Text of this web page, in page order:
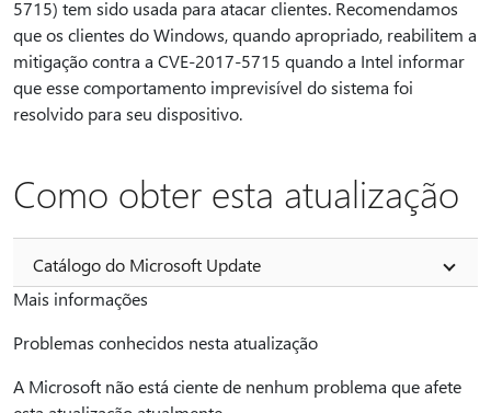
5715) tem sido usada para atacar clientes. Recomendamos
que os clientes do Windows, quando apropriado, reabilitem a
mitigação contra a CVE-2017-5715 quando a Intel informar
que esse comportamento imprevisível do sistema foi
resolvido para seu dispositivo.
Como obter esta atualização
Catálogo do Microsoft Update
Mais informações
Problemas conhecidos nesta atualização
A Microsoft não está ciente de nenhum problema que afete